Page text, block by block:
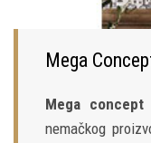
Mega
Mega concept
nemačkog